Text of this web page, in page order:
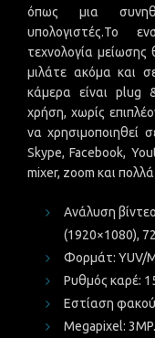
όπως μια
υπολογιστές.Το
τεχνολογία
μιλάτε ακόμα και
κάμερα είναι plug
χρήση, χωρίς
να χρησιμοποιηθεί
Skype, Facebook,
mixer, zoom και
Ανάλυση
(1920×1080),
Φορμάτ: YUV/
Ρυθμός καρέ:
Εστίαση
Megapixel: 3MP.